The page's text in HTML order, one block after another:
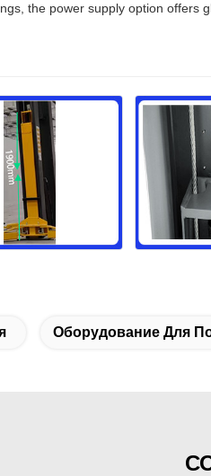
the power supply option offers
Оборудование Для